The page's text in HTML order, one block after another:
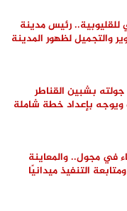
للقليوبية.. رئيس مدينة
والتجميل لظهور المدينة
بشبين القناطر
ويوجه بإعداد خطة شاملة
مجول.. والمعاينة
التنفيذ ميدانيًا